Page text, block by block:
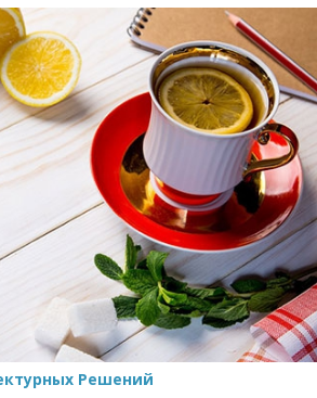
Решений